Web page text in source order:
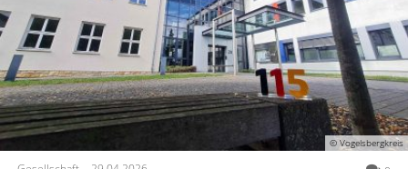
Gesundheit
Kultur
Lifestyle
Wirtschaft
Neu
bei
Oberhessen-
Live?
Registriere
dich
© Vogelsbergkreis